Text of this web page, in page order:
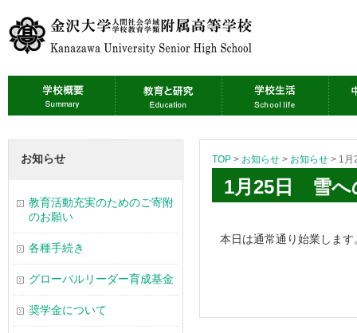
TOP > お知らせ > お知らせ > 1
1月25日 雪へ
本日は通常通り始業しま
お知らせ
教育活動充実のためのご寄附
のお願い
各種手続き
グローバルリーダー育成基金
奨学金について